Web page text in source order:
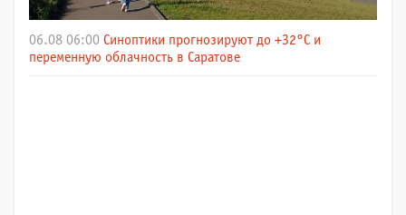
06.08 06:00 Синоптики прогнозируют до +32°C и
переменную облачность в Саратове